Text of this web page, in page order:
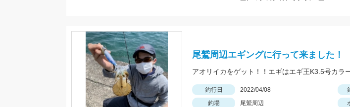
尾鷲周辺エギングに行って来ました！
アオリイカをゲット！！エギはエギ王K3.5号カラ
釣行日 2022/04/08
釣場
尾鷲周辺